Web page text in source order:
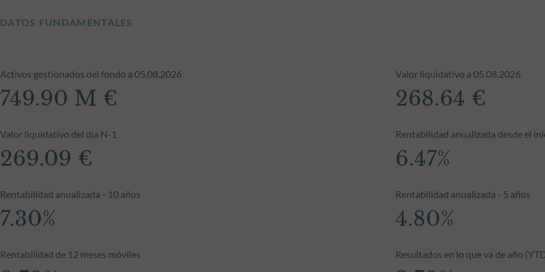
DATOS FUNDAMENTALES
Activos gestionados del fondo a 05.08.2026
749.90 M €
Valor liquidativo a 05.08.2026
268.64 €
Valor liquidativo del día N-1
269.09 €
Rentabilidad anualizada desde el
6.47%
Rentabilidad anualizada - 10 años
7.30%
Rentabilidad anualizada - 5 años
4.80%
Rentabilidad de 12 meses móviles Resultados en lo que va de año